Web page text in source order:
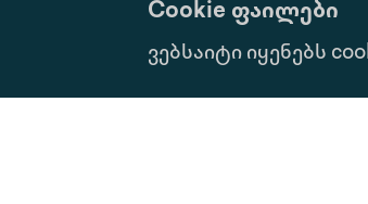
Cookie ფაილები
ვებსაიტი იყენებს
განვითარებისათვის